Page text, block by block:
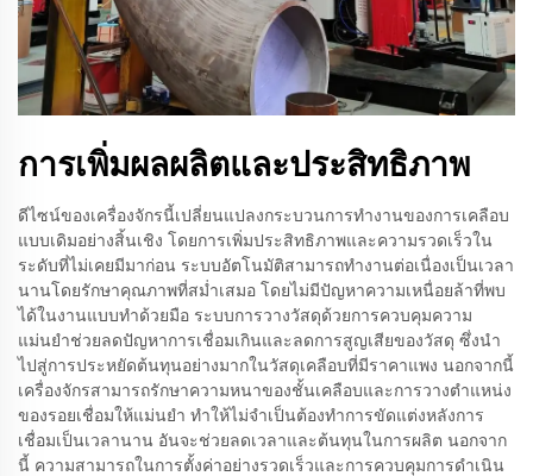
การเพิ่มผลผลิตและประสิทธิภาพ
ดีไซน์ของเครื่องจักรนี้เปลี่ยนแปลงกระบวนการทำงานของการเคลือบ
แบบเดิมอย่างสิ้นเชิง โดยการเพิ่มประสิทธิภาพและความรวดเร็วใน
ระดับที่ไม่เคยมีมาก่อน ระบบอัตโนมัติสามารถทำงานต่อเนื่องเป็นเวลา
นานโดยรักษาคุณภาพที่สม่ำเสมอ โดยไม่มีปัญหาความเหนื่อยล้าที่พบ
ได้ในงานแบบทำด้วยมือ ระบบการวางวัสดุด้วยการควบคุมความ
แม่นยำช่วยลดปัญหาการเชื่อมเกินและลดการสูญเสียของวัสดุ ซึ่งนำ
ไปสู่การประหยัดต้นทุนอย่างมากในวัสดุเคลือบที่มีราคาแพง นอกจากนี้
เครื่องจักรสามารถรักษาความหนาของชั้นเคลือบและการวางตำแหน่ง
ของรอยเชื่อมให้แม่นยำ ทำให้ไม่จำเป็นต้องทำการขัดแต่งหลังการ
เชื่อมเป็นเวลานาน อันจะช่วยลดเวลาและต้นทุนในการผลิต นอกจาก
นี้ ความสามารถในการตั้งค่าอย่างรวดเร็วและการควบคุมการดำเนิน